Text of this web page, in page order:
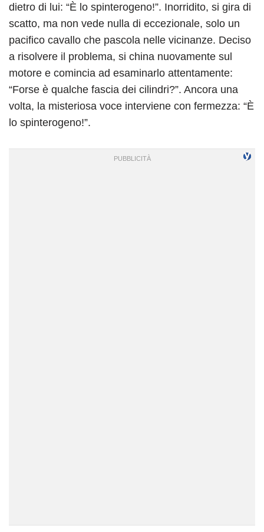
dietro di lui: “È lo spinterogeno!”. Inorridito, si gira di
scatto, ma non vede nulla di eccezionale, solo un
pacifico cavallo che pascola nelle vicinanze. Deciso
a risolvere il problema, si china nuovamente sul
motore e comincia ad esaminarlo attentamente:
“Forse è qualche fascia dei cilindri?”. Ancora una
volta, la misteriosa voce interviene con fermezza: “È
lo spinterogeno!”.